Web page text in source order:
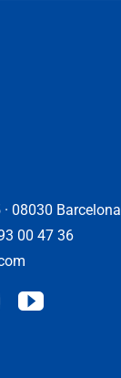
08030 Barcelona
00 47 36